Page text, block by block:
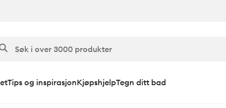
Tips og inspirasjonKjøpshjelpTegn ditt bad